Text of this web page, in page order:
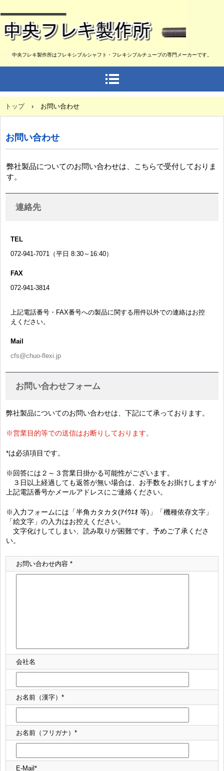
中央フレキ製作所はフレキシブルシャフト・フレキシブルチューブの専門メーカーです。
トップ › お問い合わせ
お問い合わせ
弊社製品についてのお問い合わせは、こちらで受付しておりま
す。
連絡先
TEL
072-941-7071（平日 8:30～16:40）
FAX
072-941-3814
上記電話番号・FAX番号への製品に関する用件以外での連絡はお控
えください。
Mail
cfs@chuo-flexi.jp
お問い合わせフォーム
弊社製品についてのお問い合わせは、下記にて承っております。
※営業目的等での送信はお断りしております。
*は必須項目です。
※回答には２～３営業日掛かる可能性がございます。
３日以上経過しても返答が無い場合は、お手数をお掛けしますが
上記電話番号かメールアドレスにご連絡ください。
※入力フォームには「半角カタカタ(ｱｲｳｴｵ 等)」「機種依存文字」
「絵文字」の入力はお控えください。
文字化けしてしまい、読み取りが困難です。予めご了承くださ
い。
お問い合わせ内容 *
会社名
お名前（漢字）*
お名前（フリガナ）*
E-Mail*